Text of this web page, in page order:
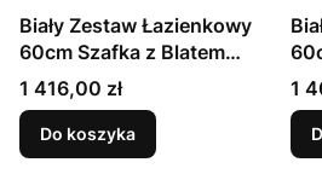
Biały Zestaw Łazienkowy
60cm Szafka z Blatem
Umywalka Słupek
Ryflowane Fronty Arcos
Cena
1 416,00 zł
Do koszyka
1